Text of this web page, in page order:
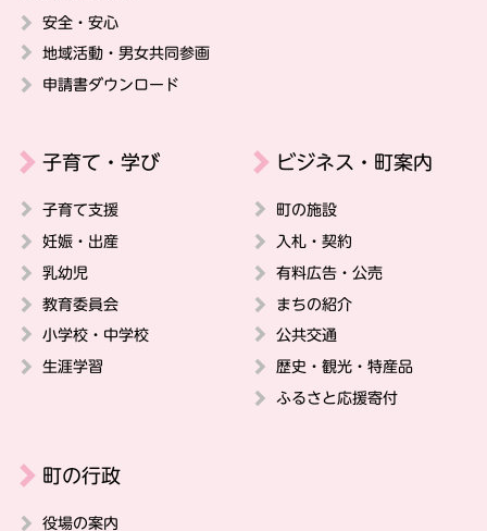
安全・安心
地域活動・男女共同参画
申請書ダウンロード
子育て・学び
子育て支援
妊娠・出産
乳幼児
教育委員会
小学校・中学校
生涯学習
ビジネス・町案内
町の施設
入札・契約
有料広告・公売
まちの紹介
公共交通
歴史・観光・特産品
ふるさと応援寄付
町の行政
役場の案内